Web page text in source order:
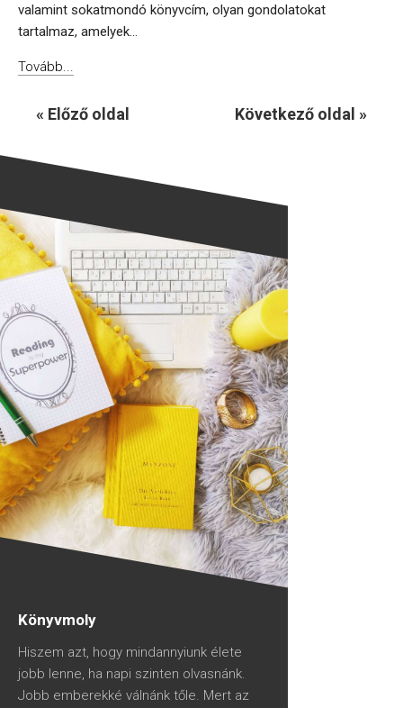
valamint sokatmondó könyvcím, olyan gondolatokat
tartalmaz, amelyek...
Tovább...
« Előző oldal Következő oldal »
Könyvmoly
Hiszem azt, hogy mindannyiunk élete
jobb lenne, ha napi szinten olvasnánk.
Jobb emberekké válnánk tőle. Mert az